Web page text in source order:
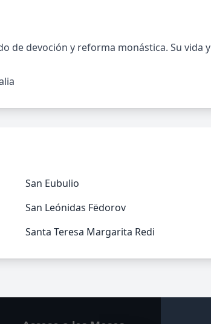
de devoción y reforma monástica. Su
San Eubulio
San Leónidas Fëdorov
Santa Teresa Margarita Redi